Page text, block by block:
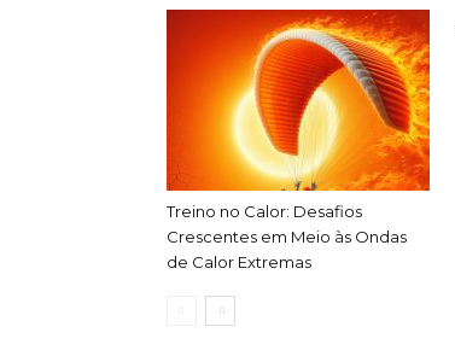
Treino no Calor: Desafios
Crescentes em Meio às Ondas
de Calor Extremas